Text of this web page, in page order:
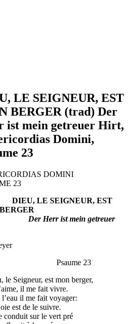
LE SEIGNEUR, EST
BERGER (trad) Der
ist mein getreuer Hirt,
Domini,
23
DOMINI
23
LE SEIGNEUR, EST
Herr ist mein getreuer
23
le Seigneur, est mon berger,
il me fait vivre.
il me fait voyager:
est de le suivre.
sur le vert pré